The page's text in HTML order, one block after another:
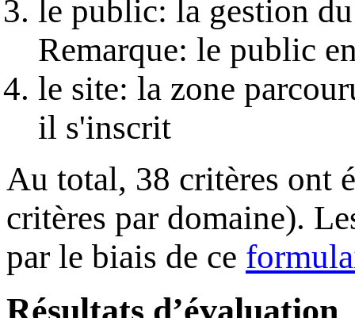
le public: la gestion
Remarque: le public
le site: la zone
il s'inscrit
Au total, 38 critères ont
critères par domaine).
par le biais de ce